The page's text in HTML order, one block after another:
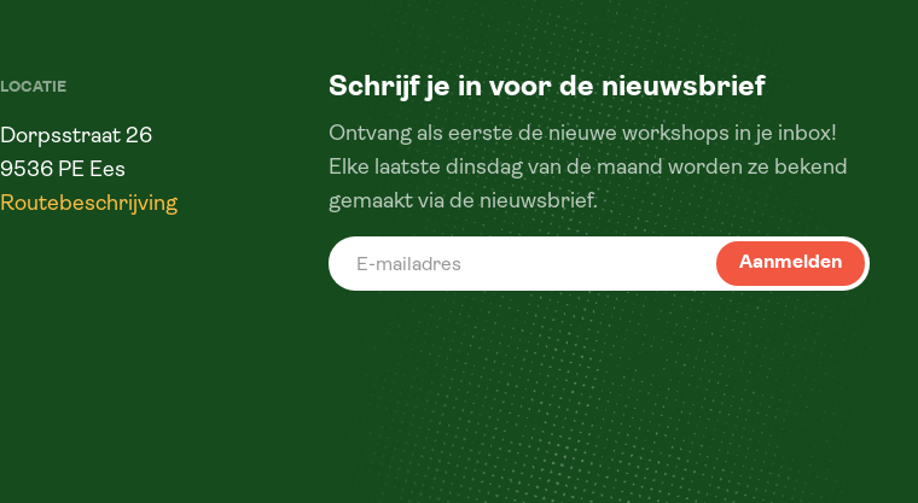
LOCATIE
Dorpsstraat 26
9536 PE Ees
Routebeschrijving
Schrijf je in voor de nieuwsbrief
Ontvang als eerste de nieuwe workshops in je inbox!
Elke laatste dinsdag van de maand worden ze bekend
gemaakt via de nieuwsbrief.